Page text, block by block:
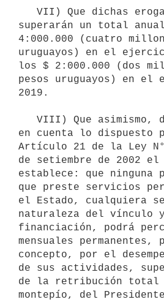
superarán un total
4:000.000 (cuatro
uruguayos) en el
los $ 2:000.000 (dos
pesos uruguayos) en el
2019.
en cuenta lo dispuesto
Artículo 21 de la Ley
de setiembre de 2002 el
establece: que ninguna
que preste servicios
el Estado, cualquiera
naturaleza del vínculo
financiación, podrá
mensuales permanentes,
concepto, por el
de sus actividades,
de la retribución total
montepío, del